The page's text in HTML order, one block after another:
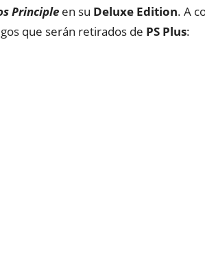
Principle en su Deluxe Edition. A
que serán retirados de PS Plus: